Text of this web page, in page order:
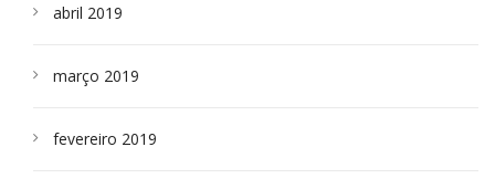
abril 2019
março 2019
fevereiro 2019